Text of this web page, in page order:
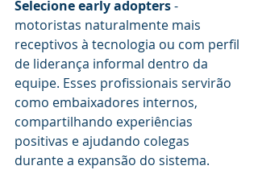
Selecione early adopters -
motoristas naturalmente mais
receptivos à tecnologia ou com perfil
de liderança informal dentro da
equipe. Esses profissionais servirão
como embaixadores internos,
compartilhando experiências
positivas e ajudando colegas
durante a expansão do sistema.